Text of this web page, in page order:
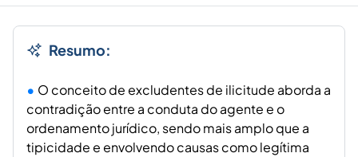
Resumo:
O conceito de excludentes de ilicitude aborda a
contradição entre a conduta do agente e o
ordenamento jurídico, sendo mais amplo que a
tipicidade e envolvendo causas como legítima